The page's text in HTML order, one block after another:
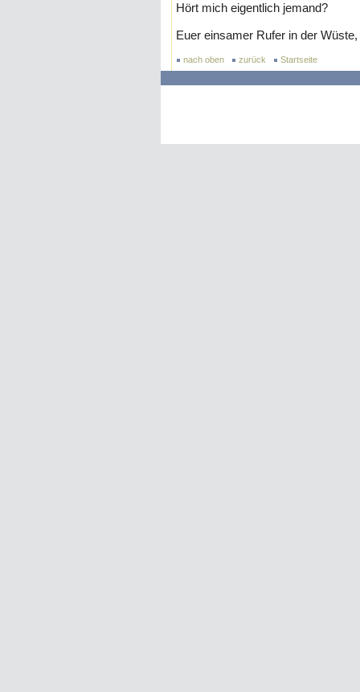
Hört mich eigentlich jemand?
Euer einsamer Rufer in der
nach oben zurück Startseite